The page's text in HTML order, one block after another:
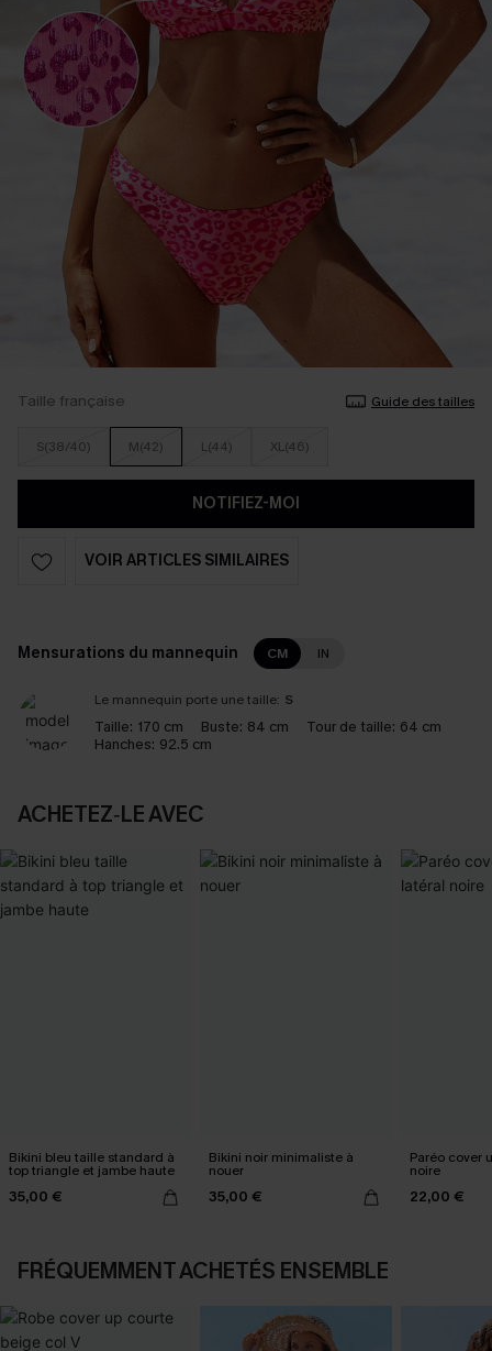
Taille française Guide des tailles
S(38/40) M(42) L(44) XL(46)
NOTIFIEZ-MOI
VOIR ARTICLES SIMILAIRES
Mensurations du mannequin CM IN
Le mannequin porte une taille: S
Taille: 170 cm Buste: 84 cm Tour de taille: 64 cm
Hanches: 92.5 cm
ACHETEZ‑LE AVEC
Bikini bleu taille standard à
top triangle et jambe haute
35,00 €
Bikini noir minimaliste à
nouer
35,00 €
Paréo cover
noire
22,00 €
FRÉQUEMMENT ACHETÉS ENSEMBLE